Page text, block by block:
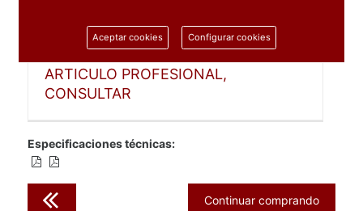
1 unidad
ARTICULO PROFESIONAL,
CONSULTAR
Especificaciones técnicas:
Continuar comprando
Aceptar cookies Configurar cookies